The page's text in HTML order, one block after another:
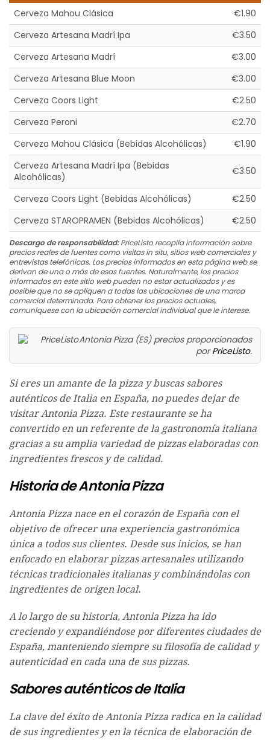
Cerveza Mahou Clásica
€1.90
Cerveza Artesana Madrí Ipa
€3.50
Cerveza Artesana Madrí
€3.00
Cerveza Artesana Blue Moon
€3.00
Cerveza Coors Light
€2.50
Cerveza Peroni
€2.70
Cerveza Mahou Clásica (Bebidas Alcohólicas)
€1.90
Cerveza Artesana Madrí Ipa (Bebidas
Alcohólicas)
€3.50
Cerveza Coors Light (Bebidas Alcohólicas)
€2.50
Cerveza STAROPRAMEN (Bebidas Alcohólicas)
€2.50
Descargo de responsabilidad:PriceListo recopila información sobre
precios reales de fuentes como visitas in situ, sitios web comerciales y
entrevistas telefónicas. Los precios informados en esta página web se
derivan de una o más de esas fuentes. Naturalmente, los precios
informados en este sitio web pueden no estar actualizados y es
posible que no se apliquen a todas las ubicaciones de una marca
comercial determinada. Para obtener los precios actuales,
comuníquese con la ubicación comercial individual que le interese.
Antonia Pizza (ES) precios proporcionados
porPriceListo.
Si eres un amante de la pizza y buscas sabores
auténticos de Italia en España, no puedes dejar de
visitar Antonia Pizza. Este restaurante se ha
convertido en un referente de la gastronomía italiana
gracias a su amplia variedad de pizzas elaboradas con
ingredientes frescos y de calidad.
Historia de Antonia Pizza
Antonia Pizza nace en el corazón de España con el
objetivo de ofrecer una experiencia gastronómica
única a todos sus clientes. Desde sus inicios, se han
enfocado en elaborar pizzas artesanales utilizando
técnicas tradicionales italianas y combinándolas con
ingredientes de origen local.
A lo largo de su historia, Antonia Pizza ha ido
creciendo y expandiéndose por diferentes ciudades de
España, manteniendo siempre su filosofía de calidad y
autenticidad en cada una de sus pizzas.
Sabores auténticos de Italia
La clave del éxito de Antonia Pizza radica en la calidad
de sus ingredientes y en la técnica de elaboración de